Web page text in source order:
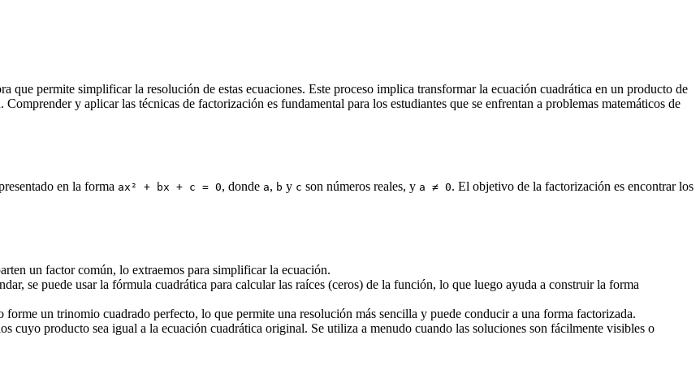
que permite simplificar la resolución de estas ecuaciones. Este proceso implica transformar la ecuación cuadrática en un producto de
y aplicar las técnicas de factorización es fundamental para los estudiantes que se enfrentan a problemas matemáticos de
en la forma ax² + bx + c = 0, donde a, b y c son números reales, y a ≠ 0. El objetivo de la factorización es encontrar los
un factor común, lo extraemos para simplificar la ecuación.
se puede usar la fórmula cuadrática para calcular las raíces (ceros) de la función, lo que luego ayuda a construir la forma
forme un trinomio cuadrado perfecto, lo que permite una resolución más sencilla y puede conducir a una forma factorizada.
cuyo producto sea igual a la ecuación cuadrática original. Se utiliza a menudo cuando las soluciones son fácilmente visibles o